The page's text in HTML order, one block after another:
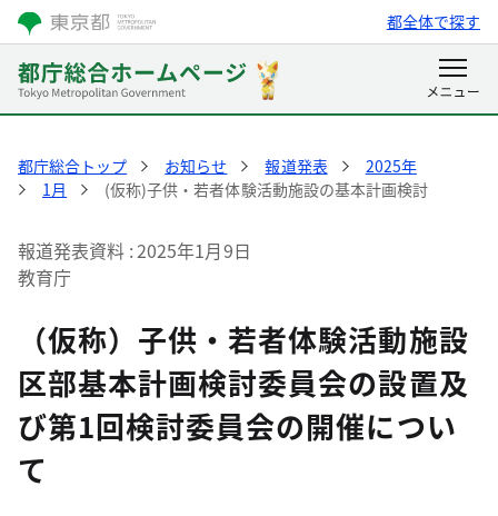
都全体で探す
都庁総合トップ お知らせ 報道発表
2025年
1月
(仮称)子供・若者体験活動施設の基本計画検討
報道発表資料 2025年1月9日
教育庁
（仮称）子供・若者体験活動施設
区部基本計画検討委員会の設置及
び第1回検討委員会の開催につい
て